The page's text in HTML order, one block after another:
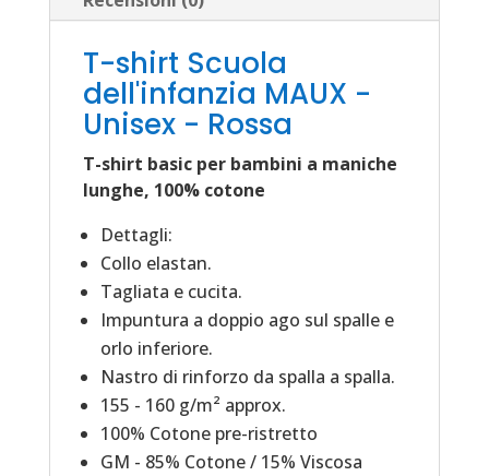
quantità
T-shirt Scuola
dell'infanzia MAUX -
Unisex - Rossa
T-shirt basic per bambini a maniche
lunghe, 100% cotone
Dettagli:
Collo elastan.
Tagliata e cucita.
Impuntura a doppio ago sul spalle e
orlo inferiore.
Nastro di rinforzo da spalla a spalla.
155 - 160 g/m² approx.
100% Cotone pre-ristretto
GM - 85% Cotone / 15% Viscosa